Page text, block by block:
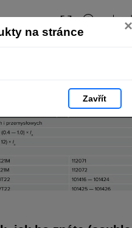
na stránce ×
Zavřít